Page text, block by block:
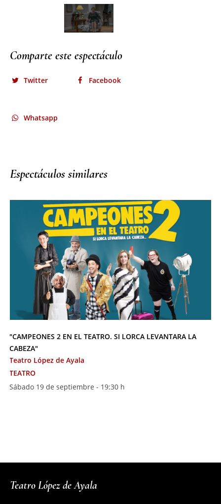
Comparte este espectáculo
Twitter Facebook
Whatsapp
Espectáculos similares
"CAMPEONES 2 EN EL TEATRO. SI LORCA LEVANTARA LA
CABEZA"
Teatro López de Ayala
TEATRO
Sábado 19 de septiembre - 19:30 h
Teatro López de Ayala